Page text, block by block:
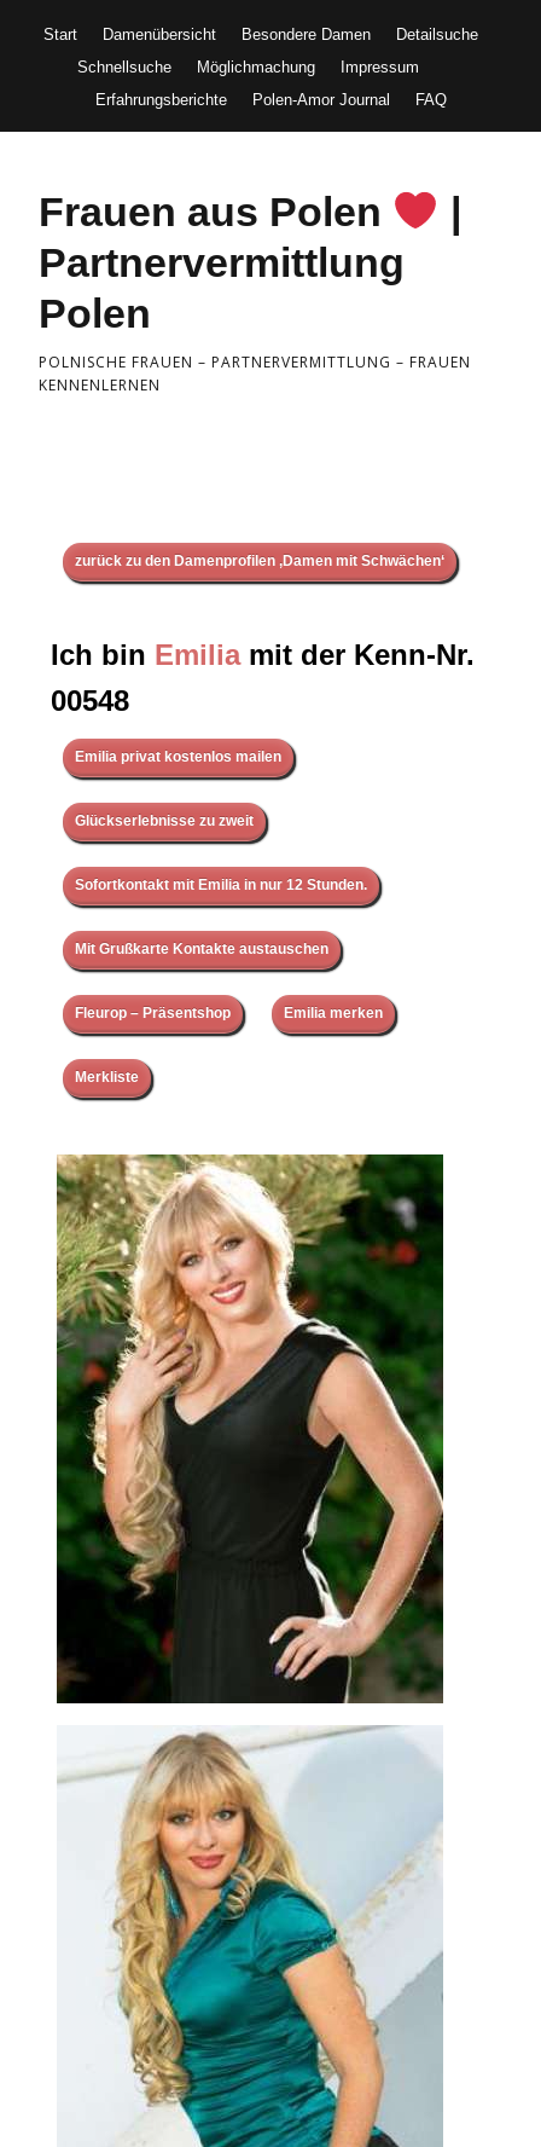
Start Damenübersicht Besondere Damen
Detailsuche
Schnellsuche
Möglichmachung
Impressum
Erfahrungsberichte
Polen-Amor Journal FAQ
Frauen aus Polen
|
Partnervermittlung
Polen
POLNISCHE FRAUEN – PARTNERVERMITTLUNG – FRAUEN
KENNENLERNEN
zurück zu den Damenprofilen ‚Damen mit Schwächen‘
Ich bin Emiliamit der Kenn-Nr.
00548
Emilia privat kostenlos mailen
Glückserlebnisse zu zweit
Sofortkontakt mit Emilia in nur 12 Stunden.
Mit Grußkarte Kontakte austauschen
Fleurop – Präsentshop Emilia merken
Merkliste